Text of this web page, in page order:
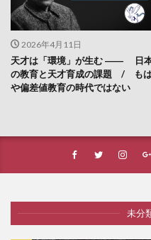
2026年4月11日
天才は「環境」が生む ―― 日
の教育と天才育成の課題 / も
や偏差値教育の時代ではない
未分